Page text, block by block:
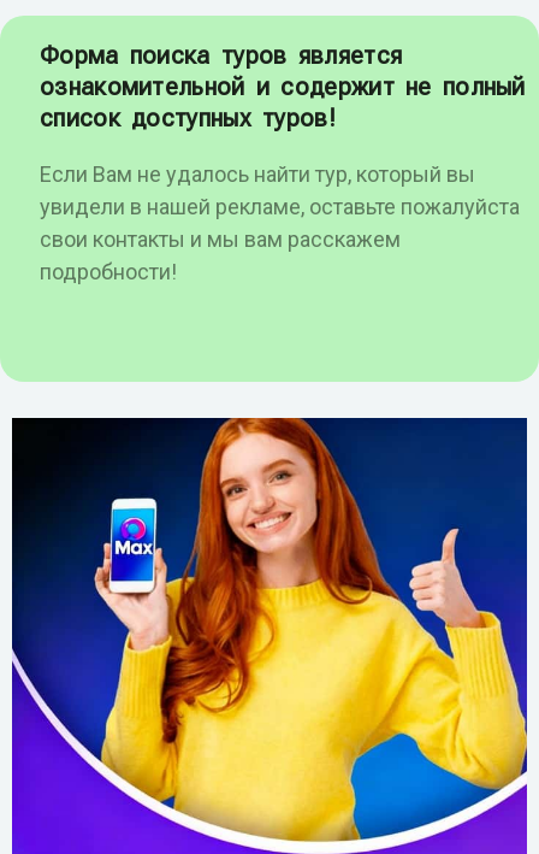
Форма поиска туров является
ознакомительной и содержит не полный
список доступных туров!
Если Вам не удалось найти тур, который вы
увидели в нашей рекламе, оставьте пожалуйста
свои контакты и мы вам расскажем
подробности!